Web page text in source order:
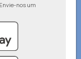
nos um